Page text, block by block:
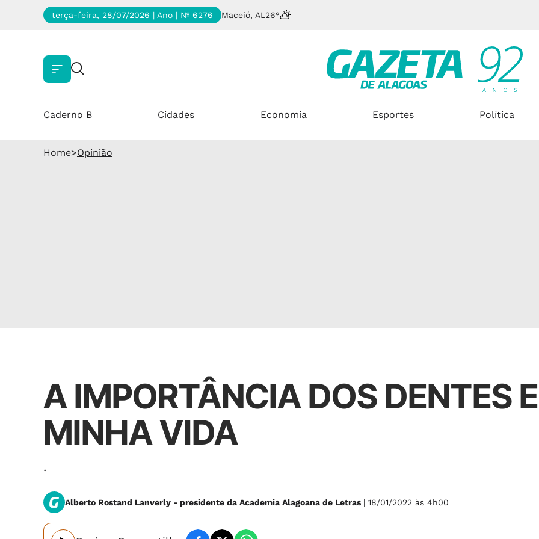
terça-feira, 28/07/2026 | Ano | Nº 6276 Maceió, AL 26°
Caderno B Cidades Economia Esportes Política
Home>Opinião
A IMPORTÂNCIA DOS DENTES
MINHA VIDA
.
Alberto Rostand Lanverly - presidente da Academia Alagoana de Letras | 18/01/2022 às 4h00